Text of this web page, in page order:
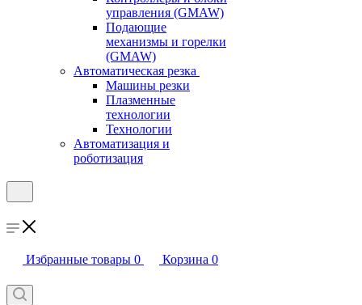
управления (GMAW)
Подающие
механизмы и горелки
(GMAW)
Автоматическая резка
Машины резки
Плазменные
технологии
Технологии
Автоматизация и
роботизация
Избранные товары 0 Корзина 0